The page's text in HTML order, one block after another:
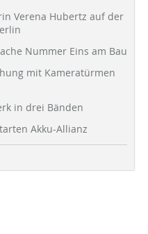
Verena Hubertz auf der
Nummer Eins am Bau
mit Kameratürmen
in drei Bänden
Akku-Allianz